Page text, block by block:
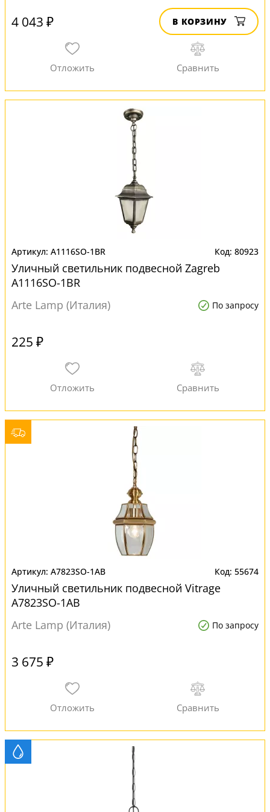
4 043 ₽ В КОРЗИНУ
A1116SO-1BR 80923
Уличный светильник подвесной Zagreb
A1116SO-1BR
Arte Lamp (Италия)
По запросу
225 ₽
A7823SO-1AB 55674
Уличный светильник подвесной Vitrage
A7823SO-1AB
Arte Lamp (Италия)
По запросу
3 675 ₽